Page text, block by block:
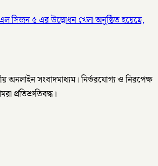
সিজন ৫ এর উদ্ভোধন খেলা অনুষ্ঠিত হয়েছে,
অনলাইন সংবাদমাধ্যম। নির্ভরযোগ্য ও নিরপেক্ষ
প্রতিশ্রুতিবদ্ধ।